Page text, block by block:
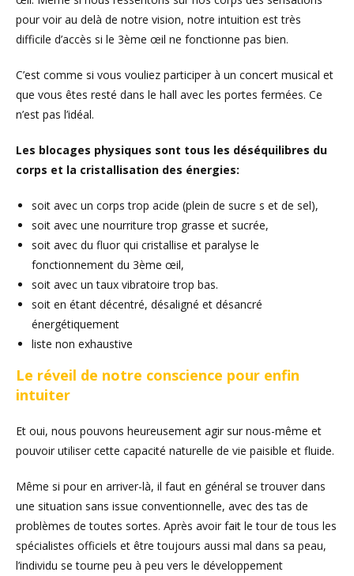
pour voir au delà de notre vision, notre intuition est très
difficile d’accès si le 3ème œil ne fonctionne pas bien.
C’est comme si vous vouliez participer à un concert musical et
que vous êtes resté dans le hall avec les portes fermées. Ce
n’est pas l’idéal.
Les blocages physiques sont tous les déséquilibres du
corps et la cristallisation des énergies:
soit avec un corps trop acide (plein de sucre s et de sel),
soit avec une nourriture trop grasse et sucrée,
soit avec du fluor qui cristallise et paralyse le
fonctionnement du 3ème œil,
soit avec un taux vibratoire trop bas.
soit en étant décentré, désaligné et désancré
énergétiquement
liste non exhaustive
Le réveil de notre conscience pour enfin
intuiter
Et oui, nous pouvons heureusement agir sur nous-même et
pouvoir utiliser cette capacité naturelle de vie paisible et fluide.
Même si pour en arriver-là, il faut en général se trouver dans
une situation sans issue conventionnelle, avec des tas de
problèmes de toutes sortes. Après avoir fait le tour de tous les
spécialistes officiels et être toujours aussi mal dans sa peau,
l’individu se tourne peu à peu vers le développement